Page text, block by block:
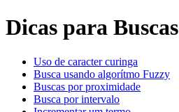
Dicas para Buscas
Uso de caracter curinga
Busca usando algorítmo Fuzzy
Buscas por proximidade
Busca por intervalo